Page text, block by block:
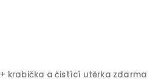
+ krabička a čistící utěrka zdarma